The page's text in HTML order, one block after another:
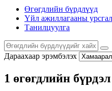
Өгөгдлийн бүрдлүүд
Үйл ажиллагааны урсгал
Танилцуулга
Дараахаар эрэмбэлэх
1 өгөгдлийн